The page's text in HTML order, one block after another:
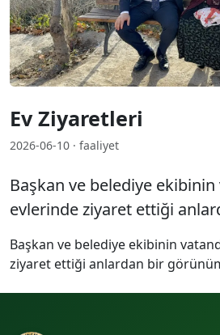
Ev Ziyaretleri
2026-06-10 · faaliyet
Başkan ve belediye ekibinin
evlerinde ziyaret ettiği
Başkan ve belediye ekibinin
ziyaret ettiği anlardan bir